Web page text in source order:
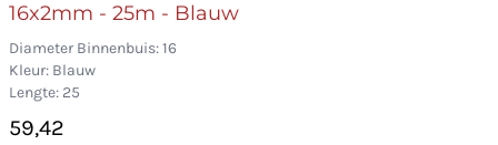
16x2mm - 25m - Blauw
Diameter Binnenbuis: 16
Kleur: Blauw
Lengte: 25
59,42